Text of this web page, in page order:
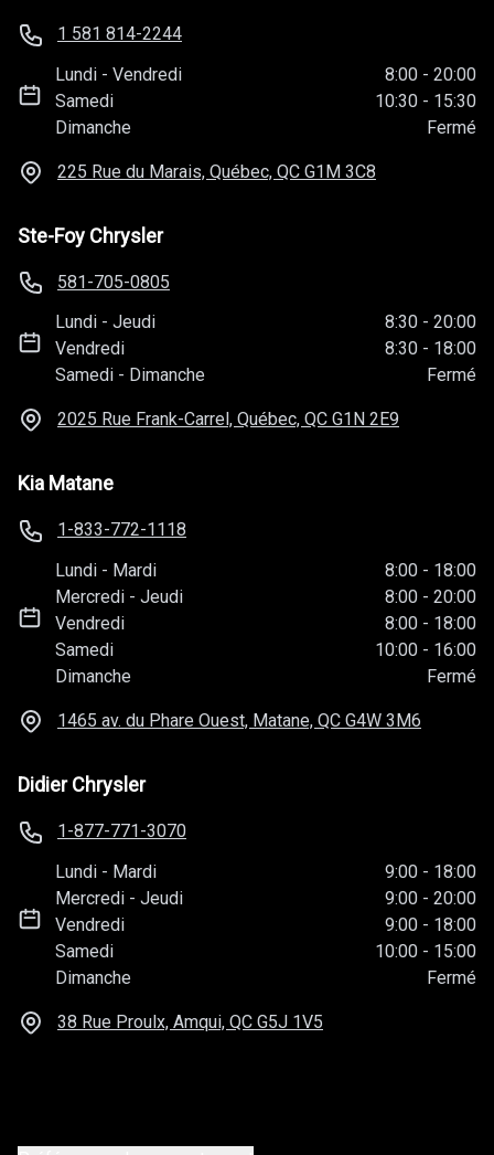
1 581 814-2244
Lundi -Vendredi 8:00 - 20:00
Samedi
10:30 - 15:30
Dimanche
Fermé
225 Rue du Marais, Québec, QC G1M 3C8
Ste-Foy Chrysler
581-705-0805
Lundi -Jeudi 8:30 - 20:00
Vendredi
8:30 - 18:00
Samedi - Dimanche Fermé
2025 Rue Frank-Carrel, Québec, QC G1N 2E9
Kia Matane
1-833-772-1118
Lundi - Mardi 8:00 - 18:00
Mercredi -Jeudi 8:00 - 20:00
Vendredi
8:00 - 18:00
Samedi
10:00 - 16:00
Dimanche
Fermé
1465 av. du Phare Ouest, Matane, QC G4W 3M6
Didier Chrysler
1-877-771-3070
Lundi - Mardi 9:00 - 18:00
Mercredi -Jeudi 9:00 - 20:00
Vendredi
9:00 - 18:00
Samedi
10:00 - 15:00
Dimanche
Fermé
38 Rue Proulx, Amqui, QC G5J 1V5